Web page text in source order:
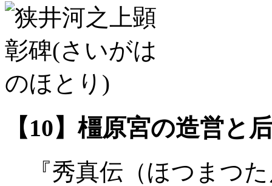
【10】橿原宮の造営と
『秀真伝（ほつまつた